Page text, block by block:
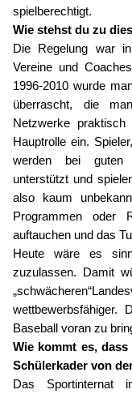
spielberechtigt.
Wie stehst du zu
Die Regelung war
Vereine und
1996-2010 wurde
überrascht, die
Netzwerke
Hauptrolle ein.
werden bei guten
unterstützt und
also kaum
Programmen oder
auftauchen und das
Heute wäre es
zuzulassen. Damit
wettbewerbsfähiger.
Baseball voran zu
Wie kommt es,
Schülerkader von
Das Sportinternat